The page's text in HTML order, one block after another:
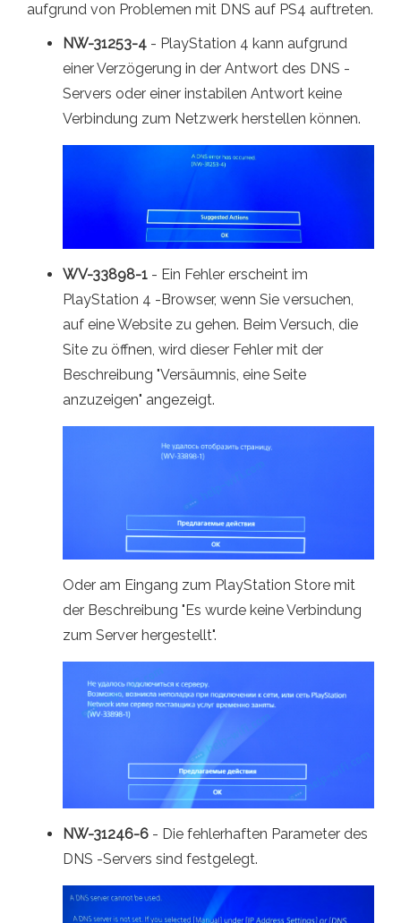
aufgrund von Problemen mit DNS auf PS4 auftreten.
NW-31253-4 - PlayStation 4 kann aufgrund
einer Verzögerung in der Antwort des DNS -
Servers oder einer instabilen Antwort keine
Verbindung zum Netzwerk herstellen können.
WV-33898-1 - Ein Fehler erscheint im
PlayStation 4 -Browser, wenn Sie versuchen,
auf eine Website zu gehen. Beim Versuch, die
Site zu öffnen, wird dieser Fehler mit der
Beschreibung "Versäumnis, eine Seite
anzuzeigen" angezeigt.
Oder am Eingang zum PlayStation Store mit
der Beschreibung "Es wurde keine Verbindung
zum Server hergestellt".
NW-31246-6 - Die fehlerhaften Parameter des
DNS -Servers sind festgelegt.